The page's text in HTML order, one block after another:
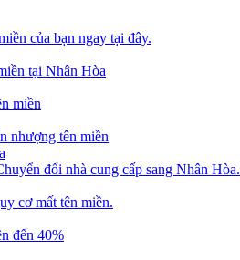
của bạn ngay tại đây.
tại Nhân Hòa
miền
nhượng tên miền
đổi nhà cung cấp sang Nhân Hòa.
cơ mất tên miền.
đến 40%